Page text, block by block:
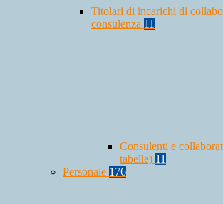
Titolari di incarichi di
consulenza 11
Consulenti e
tabelle) 11
Personale 176